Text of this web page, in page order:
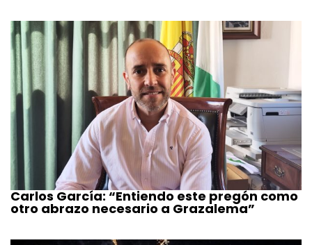
Carlos García: “Entiendo este pregón como
otro abrazo necesario a Grazalema”